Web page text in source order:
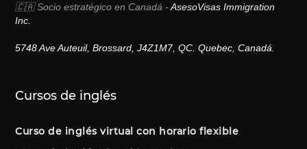
🇨🇦 Socio estratégico en Canadá -AsesoVisas Immigration
Inc.
5748 Ave Auteuil, Brossard, J4Z1M7, QC. Quebec, Canadá.
Cursos de inglés
Curso de inglés virtual con horario flexible